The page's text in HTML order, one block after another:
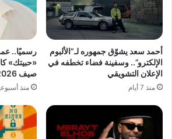
أحمد سعد يشوّق جمهوره لـ”الألبوم
الإلكترو”.. وسفينة فضاء تخطفه في
الإعلان التشويقي
منذ 7 أيام
رسميًا..
صيف 2026
منذ